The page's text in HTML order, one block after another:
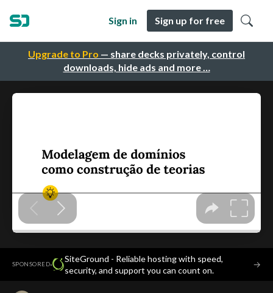
Upgrade to Pro — share decks privately, control
downloads, hide ads and more …
Sign in Sign up for free
SPONSORED·
SiteGround - Reliable hosting with speed,
security, and support you can count on.
→